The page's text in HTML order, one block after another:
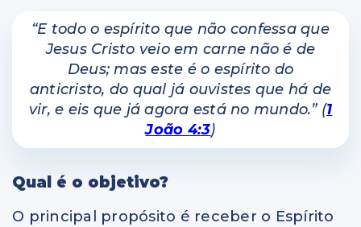
“E todo o espírito que não confessa que
Jesus Cristo veio em carne não é de
Deus; mas este é o espírito do
anticristo, do qual já ouvistes que há de
vir, e eis que já agora está no mundo.” (1
João 4:3)
Qual é o objetivo?
O principal propósito é receber o Espírito